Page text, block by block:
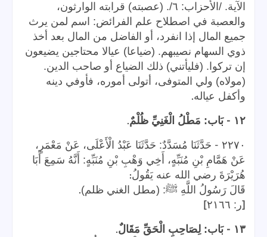
الآية. /الأحزاب: ٦/. (عصبته) قرابته الوارثون،
والعصبة في اصطلاح علم الفرائض: اسم لمن يرث
جميع المال إذا انفرد، أو الفاضل من المال بعد أخذ
ذوي السهام نصيبهم. (ضياعا) عيالا محتاجين يضيعون
إن تركوا. (فليأتني) ذلك الضياع أو صاحب الدين.
(مولاه) ولي المتوفى، أتولى أموره، فأوفي دينه
وأكفل عياله.
١٢ -بَاب: مَطْلُ الْغَنِيِّ ظُلْمٌ.
٢٢٧٠ - حَدَّثَنَا مُسَدَّدٌ: حَدَّثَنَا عَبْدُ الْأَعْلَى، عَنْ مَعْمَرٍ،
عَنْ هَمَّامِ بْنِ مُنَبِّهٍ، أَخِي وَهْبِ بْنِ مُنَبِّهٍ: أَنَّهُ سَمِعَ أَبَا
هُرَيْرَةَ رضي الله عنه يَقُولُ:
قَالَ رَسُولُ اللَّهِ ﷺ: (مطل الغني ظلم).
[ر: ٢١٦٦ ]
١٣ -بَاب: لِصَاحِبِ الْحَقِّ مَقَالٌ.